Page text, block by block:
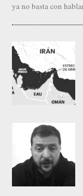
ya no basta con